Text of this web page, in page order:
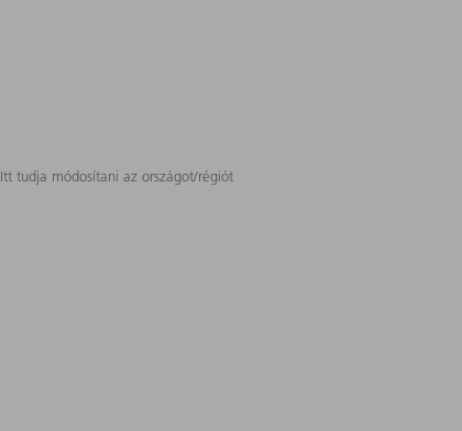
Itt tudja módosítani az országot/régiót